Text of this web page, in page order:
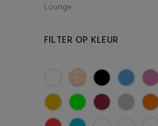
Lounge
FILTER OP KLEUR